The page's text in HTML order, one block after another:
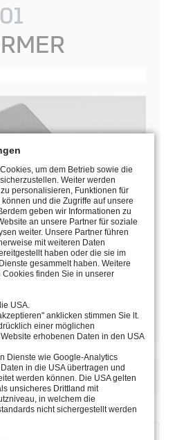
um dem Betrieb sowie die
Weiter werden
personalisieren, Funktionen für
und die Zugriffe auf unsere
geben wir Informationen zu
an unsere Partner für soziale
weiter. Unsere Partner führen
mit weiteren Daten
haben oder die sie im
gesammelt haben. Weitere
finden Sie in unserer
USA.
anklicken stimmen Sie lt.
einer möglichen
erhobenen Daten in den USA
Dienste wie Google-Analytics
in die USA übertragen und
werden können. Die USA gelten
unsicheres Drittland mit
in welchem die
nicht sichergestellt werden